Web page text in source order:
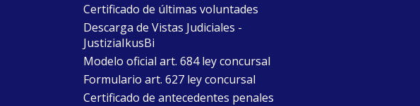
Certificado de últimas voluntades
Descarga de Vistas Judiciales -
JustiziaIkusBi
Modelo oficial art. 684 ley concursal
Formulario art. 627 ley concursal
Certificado de antecedentes penales